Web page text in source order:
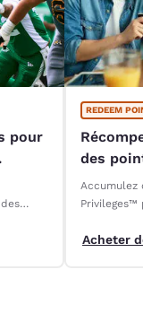
pour
la
REDEEM
des
Accumulez
Privileges™
des
Acheter